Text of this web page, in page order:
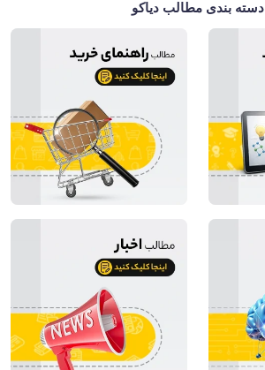
دسته بندی مطالب دیاکو